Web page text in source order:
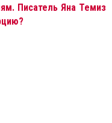
Писатель Яна Темиз